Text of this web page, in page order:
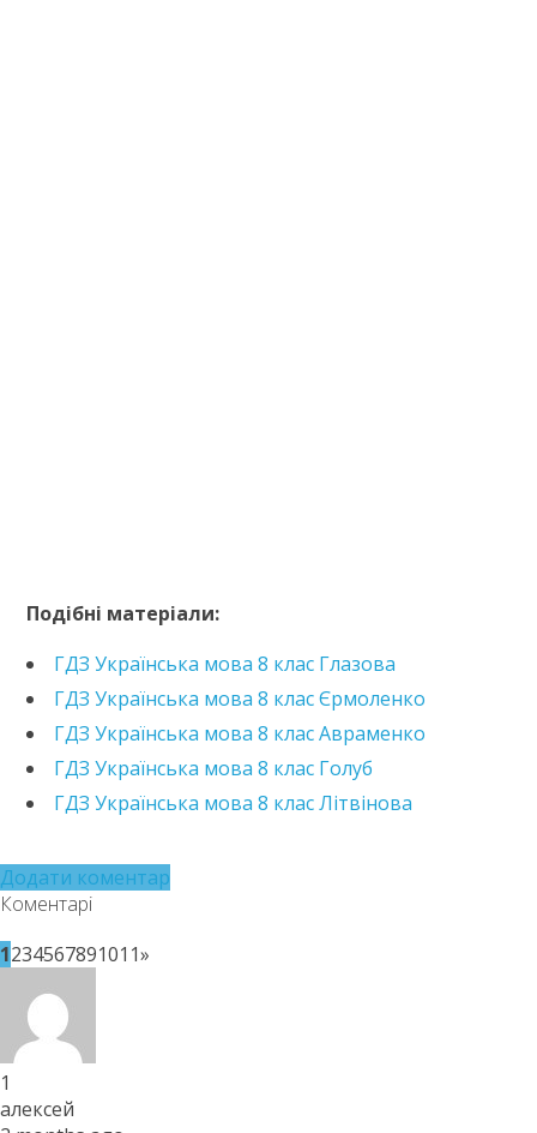
2016&pageLayout=singlePage&u=kreidaros
mova-8-klas-zabolotnyi-
2021&pageLayout=singlePage&u=kreidaros
Подібні матеріали:
ГДЗ Українська мова 8 клас Глазова
ГДЗ Українська мова 8 клас Єрмоленко
ГДЗ Українська мова 8 клас Авраменко
ГДЗ Українська мова 8 клас Голуб
ГДЗ Українська мова 8 клас Літвінова
Додати коментар
Коментарі
1234567891011»
1
алексей